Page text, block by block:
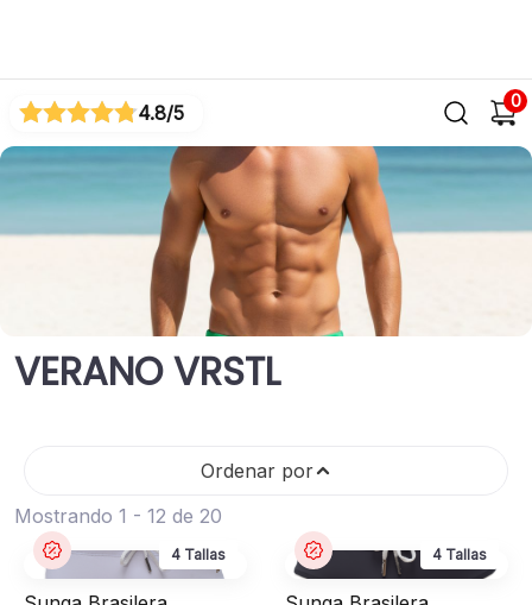
4.8/5
0
VERANO VRSTL
Mostrando 1 - 12 de 20
Ordenar por
4 Tallas 4 Tallas